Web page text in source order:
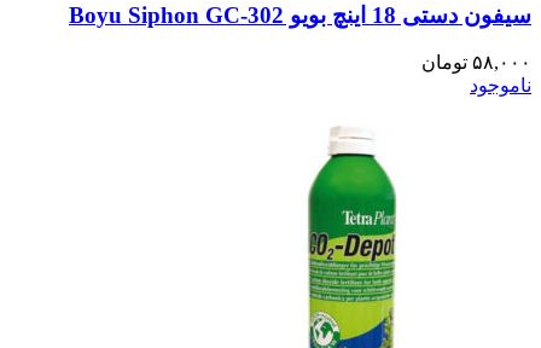
سیفون دستی 18 اینچ بویو Boyu Siphon GC-302
۵۸,۰۰۰ تومان
ناموجود